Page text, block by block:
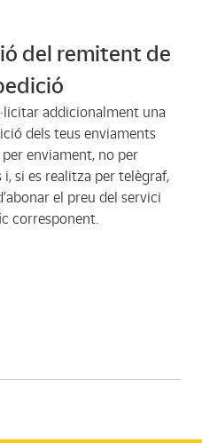
del remitent de
addicionalment una
dels teus enviaments
per enviament, no per
i, si es realitza per telègraf,
el preu del servici
corresponent.